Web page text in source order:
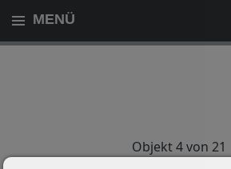
MENÜ
Objekt 4 von 21